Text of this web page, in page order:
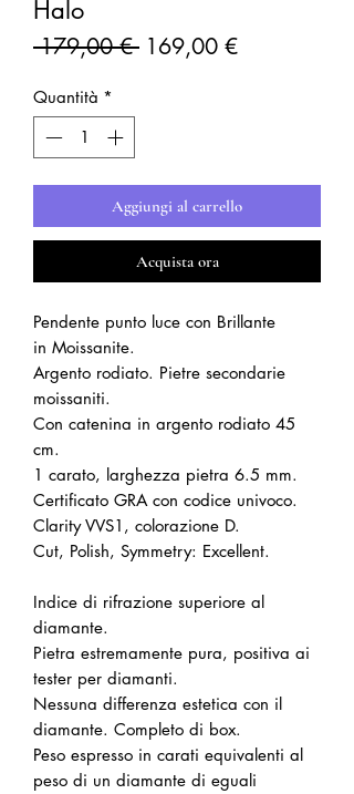
Halo
179,00 € Prezzo
169,00 €Prezzo
Quantità *
Aggiungi al carrello
Acquista ora
Pendente punto luce con Brillante
in Moissanite.
Argento rodiato. Pietre secondarie
moissaniti.
Con catenina in argento rodiato 45
cm.
1 carato, larghezza pietra 6.5 mm.
Certificato GRA con codice univoco.
Clarity VVS1, colorazione D.
Cut, Polish, Symmetry: Excellent.
Indice di rifrazione superiore al
diamante.
Pietra estremamente pura, positiva ai
tester per diamanti.
Nessuna differenza estetica con il
diamante. Completo di box.
Peso espresso in carati equivalenti al
peso di un diamante di eguali